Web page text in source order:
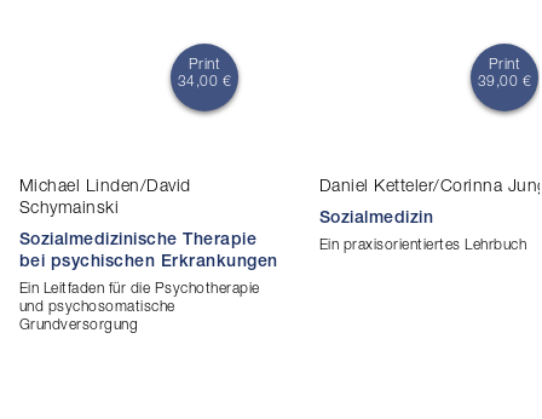
Print
34,00 €
Michael Linden/David
Schymainski
Sozialmedizinische Therapie
bei psychischen Erkrankungen
Ein Leitfaden für die Psychotherapie
und psychosomatische
Grundversorgung
Print
39,00 €
Daniel Ketteler/Corinna
Sozialmedizin
Ein praxisorientiertes Lehrbuch